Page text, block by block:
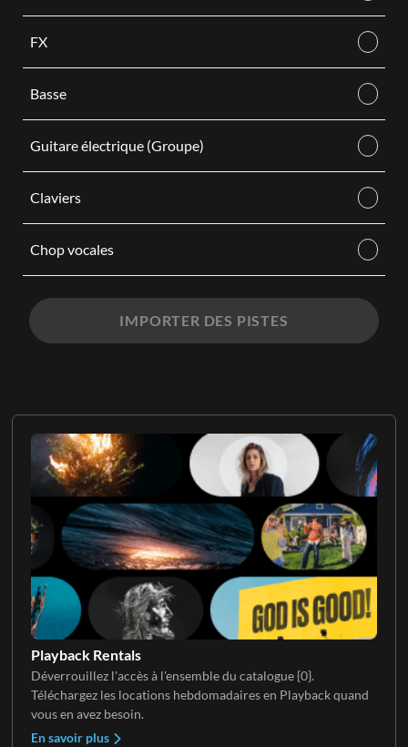
Playback Rentals
Déverrouillez l'accès à l'ensemble du catalogue {0}.
Téléchargez les locations hebdomadaires en Playback quand
vous en avez besoin.
En savoir plus
FX
Basse
Guitare électrique (Groupe)
Claviers
Chop vocales
IMPORTER DES PISTES